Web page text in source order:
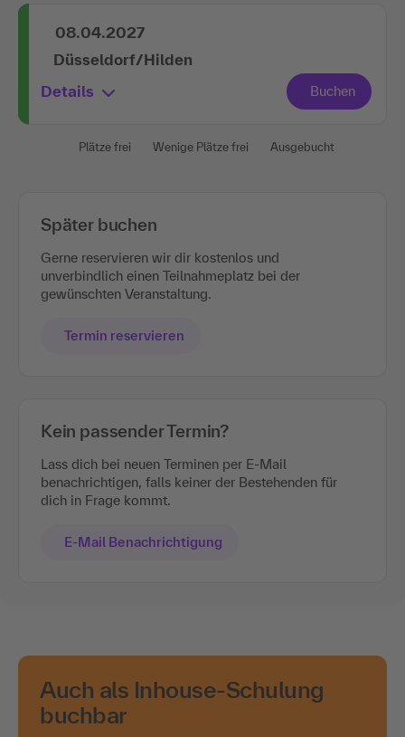
08.04.2027
Düsseldorf/Hilden
Details
Plätze frei Wenige Plätze frei Ausgebucht
Später buchen
Gerne reservieren wir dir kostenlos und
unverbindlich einen Teilnahmeplatz bei der
gewünschten Veranstaltung.
Termin reservieren
Kein passender Termin?
Lass dich bei neuen Terminen per E-Mail
benachrichtigen, falls keiner der Bestehenden für
dich in Frage kommt.
E-Mail Benachrichtigung
Auch als Inhouse-Schulung
buchbar